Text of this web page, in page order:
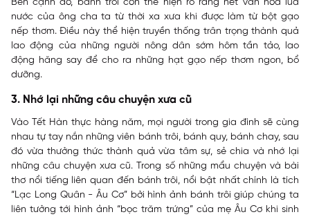
Bên cạnh đó, bánh trôi còn thể hiện rõ ràng nét văn hóa lúa
nước của ông cha ta từ thời xa xưa khi được làm từ bột gạo
nếp thơm. Điều này thể hiện truyền thống trân trọng thành quả
lao động của những người nông dân sớm hôm tần tảo, lao
động hăng say để cho ra những hạt gạo nếp thơm ngon, bổ
dưỡng.
3. Nhớ lại những câu chuyện xưa cũ
Vào Tết Hàn thực hàng năm, mọi người trong gia đình sẽ cùng
nhau tự tay nắn những viên bánh trôi, bánh quy, bánh chay, sau
đó vừa thưởng thức thành quả vừa tâm sự, sẻ chia và nhớ lại
những câu chuyện xưa cũ. Trong số những mẩu chuyện và bài
thơ nổi tiếng liên quan đến bánh trôi, nổi bật nhất chính là tích
“Lạc Long Quân - Âu Cơ” bởi hình ảnh bánh trôi giúp chúng ta
liên tưởng tới hình ảnh “bọc trăm trứng” của mẹ Âu Cơ khi sinh